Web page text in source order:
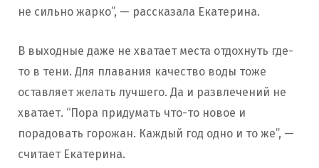
не сильно жарко”, — рассказала Екатерина.
В выходные даже не хватает места отдохнуть где-
то в тени. Для плавания качество воды тоже
оставляет желать лучшего. Да и развлечений не
хватает. “Пора придумать что-то новое и
порадовать горожан. Каждый год одно и то же”, —
считает Екатерина.